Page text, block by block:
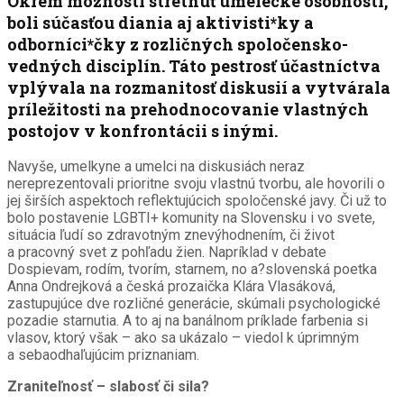
boli súčasťou diania aj aktivisti*ky a
odborníci*čky z rozličných spoločensko-
vedných disciplín. Táto pestrosť účastníctva
vplývala na rozmanitosť diskusií a vytvárala
príležitosti na prehodnocovanie vlastných
postojov v konfrontácii s inými.
Navyše, umelkyne a umelci na diskusiách neraz
nereprezentovali prioritne svoju vlastnú tvorbu, ale hovorili o
jej širších aspektoch reflektujúcich spoločenské javy. Či už to
bolo postavenie LGBTI+ komunity na Slovensku i vo svete,
situácia ľudí so zdravotným znevýhodnením, či život
a pracovný svet z pohľadu žien. Napríklad v debate
Dospievam, rodím, tvorím, starnem, no a?slovenská poetka
Anna Ondrejková a česká prozaička Klára Vlasáková,
zastupujúce dve rozličné generácie, skúmali psychologické
pozadie starnutia. A to aj na banálnom príklade farbenia si
vlasov, ktorý však – ako sa ukázalo – viedol k úprimným
a sebaodhaľujúcim priznaniam.
Zraniteľnosť – slabosť či sila?